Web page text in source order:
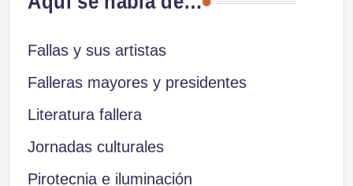
Fallas y sus artistas
Falleras mayores y presidentes
Literatura fallera
Jornadas culturales
Pirotecnia e iluminación